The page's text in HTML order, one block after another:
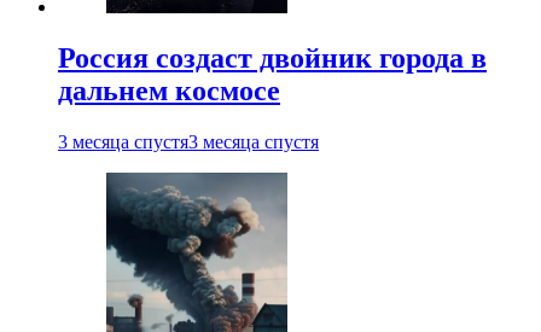
Россия создаст двойник города в
дальнем космосе
3 месяца спустя3 месяца спустя